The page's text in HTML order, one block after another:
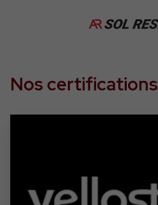
Nos certifications